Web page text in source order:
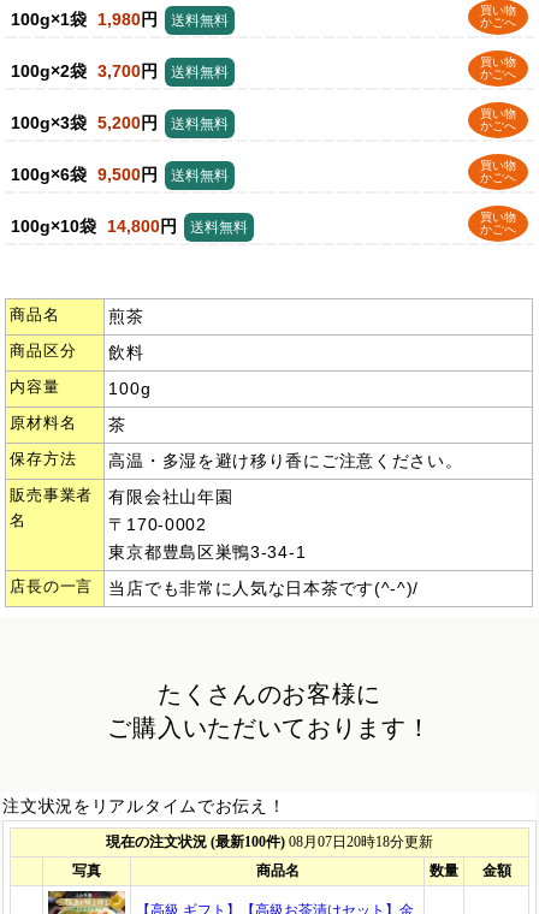
100g×1袋 1,980円
買い物
かごへ
送料無料
100g×2袋 3,700円
買い物
かごへ
送料無料
100g×3袋 5,200円
買い物
かごへ
送料無料
100g×6袋 9,500円
買い物
かごへ
送料無料
100g×10袋 14,800円
買い物
かごへ
送料無料
商品名 煎茶
商品区分 飲料
内容量 100g
原材料名 茶
保存方法 高温・多湿を避け移り香にご注意ください。
販売事業者
名
有限会社山年園
〒170-0002
東京都豊島区巣鴨3-34-1
店長の一言 当店でも非常に人気な日本茶です(^-^)/
たくさんのお客様に
ご購入いただいております！
注文状況をリアルタイムでお伝え！